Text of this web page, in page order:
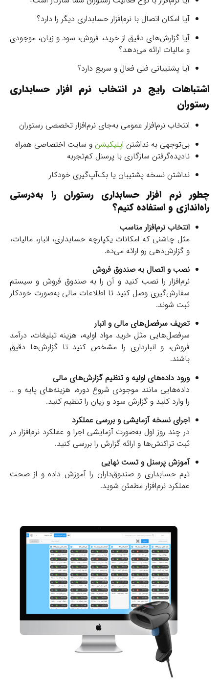
آیا امکان اتصال با نرم‌افزار حسابداری دیگر را دارد؟
آیا گزارش‌های دقیق از خرید، فروش، سود و زیان، موجودی
و مالیات ارائه می‌دهد؟
آیا پشتیبانی فنی فعال و سریع دارد؟
اشتباهات رایج در انتخاب نرم افزار حسابداری
رستوران
انتخاب نرم‌افزار عمومی به‌جای نرم‌افزار تخصصی رستوران
بی‌توجهی به نداشتن اپلیکیشن و سایت اختصاصی همراه
نادیده‌گرفتن سازگاری با پرسنل کم‌تجربه
نداشتن نسخه پشتیبان یا بک‌آپ‌گیری خودکار
چطور نرم افزار حسابداری رستوران را به‌درستی
راه‌اندازی و استفاده کنیم؟
انتخاب نرم‌افزار مناسب
مثل چاشنی که امکانات یکپارچه حسابداری، انبار، مالیات،
و گزارش‌دهی رو ارائه می‌ده.
نصب و اتصال به صندوق فروش
نرم‌افزار را نصب کنید و آن را به صندوق فروش و سیستم
سفارش‌گیری وصل کنید تا اطلاعات مالی به‌صورت خودکار
ثبت شوند.
تعریف سرفصل‌های مالی و انبار
سرفصل‌هایی مثل خرید مواد اولیه، هزینه تبلیغات، درآمد
فروش، و انبارداری را مشخص کنید تا گزارش‌ها دقیق
باشند.
ورود داده‌های اولیه و تنظیم گزارش‌های مالی
داده‌هایی مانند موجودی شروع دوره، هزینه‌های پایه و …
را وارد کنید و گزارش سود و زیان را تنظیم کنید.
اجرای نسخه آزمایشی و بررسی عملکرد
در چند روز اول به‌صورت آزمایشی اجرا و عملکرد نرم‌افزار در
ثبت تراکنش‌ها و ارائه گزارش را بررسی کنید.
آموزش پرسنل و تست نهایی
تیم حسابداری و صندوق‌داران را آموزش داده و از صحت
عملکرد نرم‌افزار مطمئن شوید.